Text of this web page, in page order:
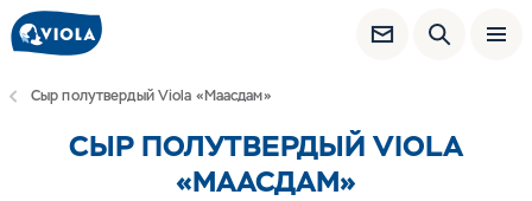
Сыр полутвердый Viola «Маасдам»
СЫР ПОЛУТВЕРДЫЙ VIOLA
«МААСДАМ»